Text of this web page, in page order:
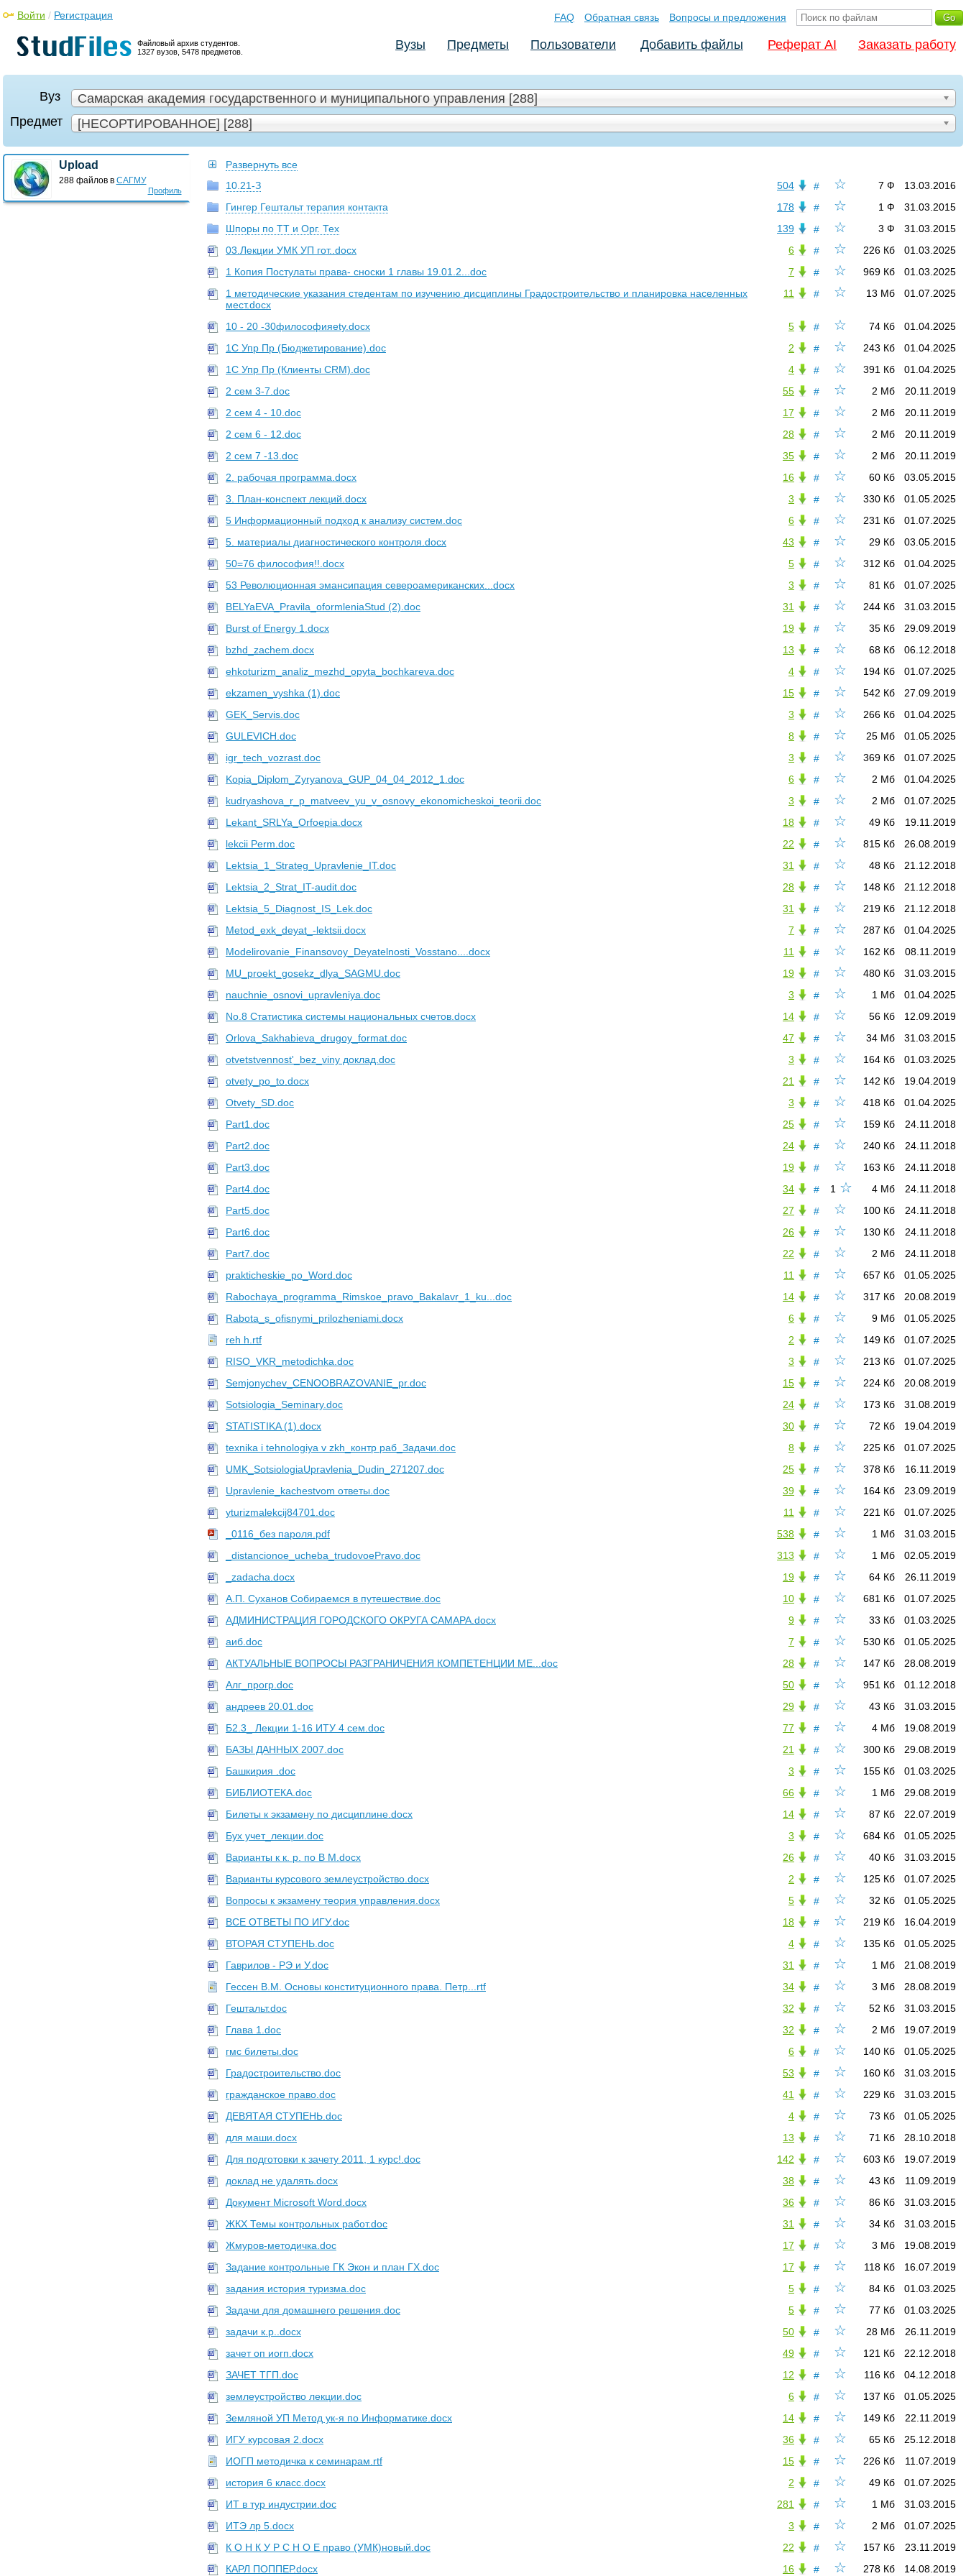
Файловый архив студентов.
1327 вузов, 5478 предметов.
Войти / Регистрация FAQ Обратная связь Вопросы и предложения
Вузы Предметы Пользователи Добавить файлы Реферат AI Заказать работу
Вуз
Самарская академия государственного и муниципального управления [288]
Предмет
[НЕСОРТИРОВАННОЕ] [288]
Профиль
Upload
288 файлов в САГМУ
Развернуть все
☆
# 13.03.2016
7 Ф
504
10.21-З
☆
# 31.03.2015
1 Ф
178
Гингер Гештальт терапия контакта
☆
# 31.03.2015
3 Ф
139
Шпоры по ТТ и Орг. Тех
☆
# 01.03.2025
226 Кб
6
03.Лекции УМК УП гот..docx
☆
# 01.03.2025
969 Кб
7
1 Копия Постулаты права- сноски 1 главы 19.01.2...doc
☆
# 01.07.2025
13 Мб
11
1 методические указания стедентам по изучению дисциплины Градостроительство и планировка населенных
мест.docx
☆
# 01.04.2025
74 Кб
5
10 - 20 -30философияety.docx
☆
# 01.04.2025
243 Кб
2
1С Упр Пр (Бюджетирование).doc
☆
# 01.04.2025
391 Кб
4
1С Упр Пр (Клиенты CRM).doc
☆
# 20.11.2019
2 Мб
55
2 сем 3-7.doc
☆
# 20.11.2019
2 Мб
17
2 сем 4 - 10.doc
☆
# 20.11.2019
2 Мб
28
2 сем 6 - 12.doc
☆
# 20.11.2019
2 Мб
35
2 сем 7 -13.doc
☆
# 03.05.2015
60 Кб
16
2. рабочая программа.docx
☆
# 01.05.2025
330 Кб
3
3. План-конспект лекций.docx
☆
# 01.07.2025
231 Кб
6
5 Информационный подход к анализу систем.doc
☆
# 03.05.2015
29 Кб
43
5. материалы диагностического контроля.docx
☆
# 01.04.2025
312 Кб
5
50=76 философия!!.docx
☆
# 01.07.2025
81 Кб
3
53 Революционная эмансипация североамериканских...docx
☆
# 31.03.2015
244 Кб
31
BELYaEVA_Pravila_oformleniaStud (2).doc
☆
# 29.09.2019
35 Кб
19
Burst of Energy 1.docx
☆
# 06.12.2018
68 Кб
13
bzhd_zachem.docx
☆
# 01.07.2025
194 Кб
4
ehkoturizm_analiz_mezhd_opyta_bochkareva.doc
☆
# 27.09.2019
542 Кб
15
ekzamen_vyshka (1).doc
☆
# 01.04.2025
266 Кб
3
GEK_Servis.doc
☆
# 01.05.2025
25 Мб
8
GULEVICH.doc
☆
# 01.07.2025
369 Кб
3
igr_tech_vozrast.doc
☆
# 01.04.2025
2 Мб
6
Kopia_Diplom_Zyryanova_GUP_04_04_2012_1.doc
☆
# 01.07.2025
2 Мб
3
kudryashova_r_p_matveev_yu_v_osnovy_ekonomicheskoi_teorii.doc
☆
# 19.11.2019
49 Кб
18
Lekant_SRLYa_Orfoepia.docx
☆
# 26.08.2019
815 Кб
22
lekcii Perm.doc
☆
# 21.12.2018
48 Кб
31
Lektsia_1_Strateg_Upravlenie_IT.doc
☆
# 21.12.2018
148 Кб
28
Lektsia_2_Strat_IT-audit.doc
☆
# 21.12.2018
219 Кб
31
Lektsia_5_Diagnost_IS_Lek.doc
☆
# 01.04.2025
287 Кб
7
Metod_exk_deyat_-lektsii.docx
☆
# 08.11.2019
162 Кб
11
Modelirovanie_Finansovoy_Deyatelnosti_Vosstano....docx
☆
# 31.03.2015
480 Кб
19
MU_proekt_gosekz_dlya_SAGMU.doc
☆
# 01.04.2025
1 Мб
3
nauchnie_osnovi_upravleniya.doc
☆
# 12.09.2019
56 Кб
14
No.8 Статистика системы национальных счетов.docx
☆
# 31.03.2015
34 Мб
47
Orlova_Sakhabieva_drugoy_format.doc
☆
# 01.03.2025
164 Кб
3
otvetstvennost'_bez_viny доклад.doc
☆
# 19.04.2019
142 Кб
21
otvety_po_to.docx
☆
# 01.04.2025
418 Кб
3
Otvety_SD.doc
☆
# 24.11.2018
159 Кб
25
Part1.doc
☆
# 24.11.2018
240 Кб
24
Part2.doc
☆
# 24.11.2018
163 Кб
19
Part3.doc
1 ☆
# 24.11.2018
4 Мб
34
Part4.doc
☆
# 24.11.2018
100 Кб
27
Part5.doc
☆
# 24.11.2018
130 Кб
26
Part6.doc
☆
# 24.11.2018
2 Мб
22
Part7.doc
☆
# 01.05.2025
657 Кб
11
prakticheskie_po_Word.doc
☆
# 20.08.2019
317 Кб
14
Rabochaya_programma_Rimskoe_pravo_Bakalavr_1_ku...doc
☆
# 01.05.2025
9 Мб
6
Rabota_s_ofisnymi_prilozheniami.docx
☆
# 01.07.2025
149 Кб
2
reh h.rtf
☆
# 01.07.2025
213 Кб
3
RISO_VKR_metodichka.doc
☆
# 20.08.2019
224 Кб
15
Semjonychev_CENOOBRAZOVANIE_pr.doc
☆
# 31.08.2019
173 Кб
24
Sotsiologia_Seminary.doc
☆
# 19.04.2019
72 Кб
30
STATISTIKA (1).docx
☆
# 01.07.2025
225 Кб
8
texnika i tehnologiya v zkh_контр раб_Задачи.doc
☆
# 16.11.2019
378 Кб
25
UMK_SotsiologiaUpravlenia_Dudin_271207.doc
☆
# 23.09.2019
164 Кб
39
Upravlenie_kachestvom ответы.doc
☆
# 01.07.2025
221 Кб
11
yturizmalekcij84701.doc
☆
# 31.03.2015
1 Мб
538
_0116_без пароля.pdf
☆
# 02.05.2019
1 Мб
313
_distancionoe_ucheba_trudovoePravo.doc
☆
# 26.11.2019
64 Кб
19
_zadacha.docx
☆
# 01.07.2025
681 Кб
10
А.П. Суханов Собираемся в путешествие.doc
☆
# 01.03.2025
33 Кб
9
АДМИНИСТРАЦИЯ ГОРОДСКОГО ОКРУГА САМАРА.docx
☆
# 01.05.2025
530 Кб
7
аиб.doc
☆
# 28.08.2019
147 Кб
28
АКТУАЛЬНЫЕ ВОПРОСЫ РАЗГРАНИЧЕНИЯ КОМПЕТЕНЦИИ МЕ...doc
☆
# 01.12.2018
951 Кб
50
Алг_прогр.doc
☆
# 31.03.2015
43 Кб
29
андреев 20.01.doc
☆
# 19.08.2019
4 Мб
77
Б2.3_ Лекции 1-16 ИТУ 4 сем.doc
☆
# 29.08.2019
300 Кб
21
БАЗЫ ДАННЫХ 2007.doc
☆
# 01.03.2025
155 Кб
3
Башкирия .doc
☆
# 29.08.2019
1 Мб
66
БИБЛИОТЕКА.doc
☆
# 22.07.2019
87 Кб
14
Билеты к экзамену по дисциплине.docx
☆
# 01.05.2025
684 Кб
3
Бух учет_лекции.doc
☆
# 31.03.2015
40 Кб
26
Варианты к к. р. по В М.docx
☆
# 01.07.2025
125 Кб
2
Варианты курсового землеустройство.docx
☆
# 01.05.2025
32 Кб
5
Вопросы к экзамену теория управления.docx
☆
# 16.04.2019
219 Кб
18
ВСЕ ОТВЕТЫ ПО ИГУ.doc
☆
# 01.05.2025
135 Кб
4
ВТОРАЯ СТУПЕНЬ.doc
☆
# 21.08.2019
1 Мб
31
Гаврилов - РЭ и У.doc
☆
# 28.08.2019
3 Мб
34
Гессен В.М. Основы конституционного права. Петр...rtf
☆
# 31.03.2015
52 Кб
32
Гештальт.doc
☆
# 19.07.2019
2 Мб
32
Глава 1.doc
☆
# 01.05.2025
140 Кб
6
гмс билеты.doc
☆
# 31.03.2015
160 Кб
53
Градостроительство.doc
☆
# 31.03.2015
229 Кб
41
гражданское право.doc
☆
# 01.05.2025
73 Кб
4
ДЕВЯТАЯ СТУПЕНЬ.doc
☆
# 28.10.2018
71 Кб
13
для маши.docx
☆
# 19.07.2019
603 Кб
142
Для подготовки к зачету 2011, 1 курс!.doc
☆
# 11.09.2019
43 Кб
38
доклад не удалять.docx
☆
# 31.03.2015
86 Кб
36
Документ Microsoft Word.docx
☆
# 31.03.2015
34 Кб
31
ЖКХ Темы контрольных работ.doc
☆
# 19.08.2019
3 Мб
17
Жмуров-методичка.doc
☆
# 16.07.2019
118 Кб
17
Задание контрольные ГК Экон и план ГХ.doc
☆
# 01.03.2025
84 Кб
5
задания история туризма.doc
☆
# 01.03.2025
77 Кб
5
Задачи для домашнего решения.doc
☆
# 26.11.2019
28 Мб
50
задачи к.р..docx
☆
# 22.12.2018
121 Кб
49
зачет оп иогп.docx
☆
# 04.12.2018
116 Кб
12
ЗАЧЕТ ТГП.doc
☆
# 01.05.2025
137 Кб
6
землеустройство лекции.doc
☆
# 22.11.2019
149 Кб
14
Земляной УП Метод ук-я по Информатике.docx
☆
# 25.12.2018
65 Кб
36
ИГУ курсовая 2.docx
☆
# 11.07.2019
226 Кб
15
ИОГП методичка к семинарам.rtf
☆
# 01.07.2025
49 Кб
2
история 6 класс.docx
☆
# 31.03.2015
1 Мб
281
ИТ в тур индустрии.doc
☆
# 01.07.2025
2 Мб
3
ИТЭ лр 5.docx
☆
# 23.11.2019
157 Кб
22
К О Н К У Р С Н О Е право (УМК)новый.doc
☆
# 14.08.2019
278 Кб
16
КАРЛ ПОППЕР.docx